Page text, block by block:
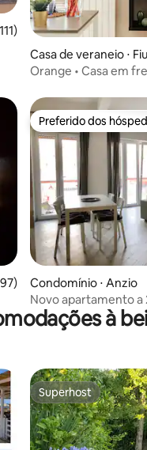
avaliação média de 5,
Casa de veraneio ⋅
Orange • Casa em
avaliação média de 5,
Preferido dos
Preferido dos
Condomínio ⋅ Anzio
Novo apartamento a
Anzio Centroà
Superhost
Superhost